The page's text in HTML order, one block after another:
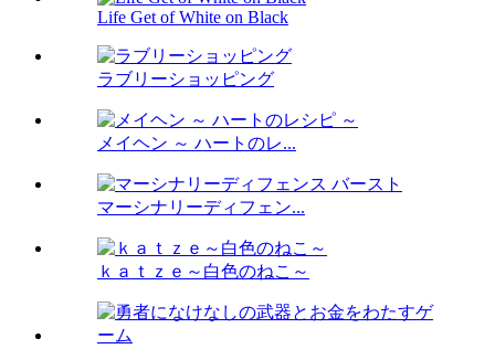
Life Get of White on Black
ラブリーショッピング
メイヘン ～ ハートのレ...
マーシナリーディフェン...
ｋａｔｚｅ～白色のねこ～